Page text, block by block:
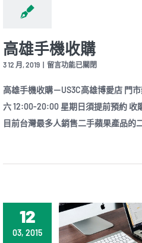
高雄手機收購
3 12 月, 2019 | 在
雄
手
機
收
購〉
留言功能已關閉
高雄手機收購－US3C高雄博愛店 門
六 12:00-20:00 星期日須提前預約 收
目前台灣最多人銷售二手蘋果產品的
12
03, 2015